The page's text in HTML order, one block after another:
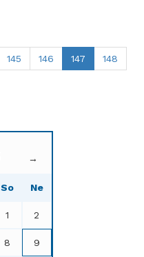
145 146 147 148
→
So Ne
1 2
8 9